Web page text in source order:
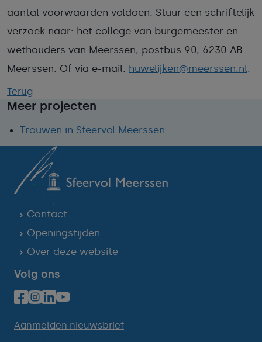
aantal voorwaarden voldoen. Stuur een schriftelijk
verzoek naar: het college van burgemeester en
wethouders van Meerssen, postbus 90, 6230 AB
Meerssen. Of via e-mail: huwelijken@meerssen.nl.
Terug
Meer projecten
Trouwen in Sfeervol Meerssen
Contact
Openingstijden
Over deze website
Volg ons
Aanmelden nieuwsbrief